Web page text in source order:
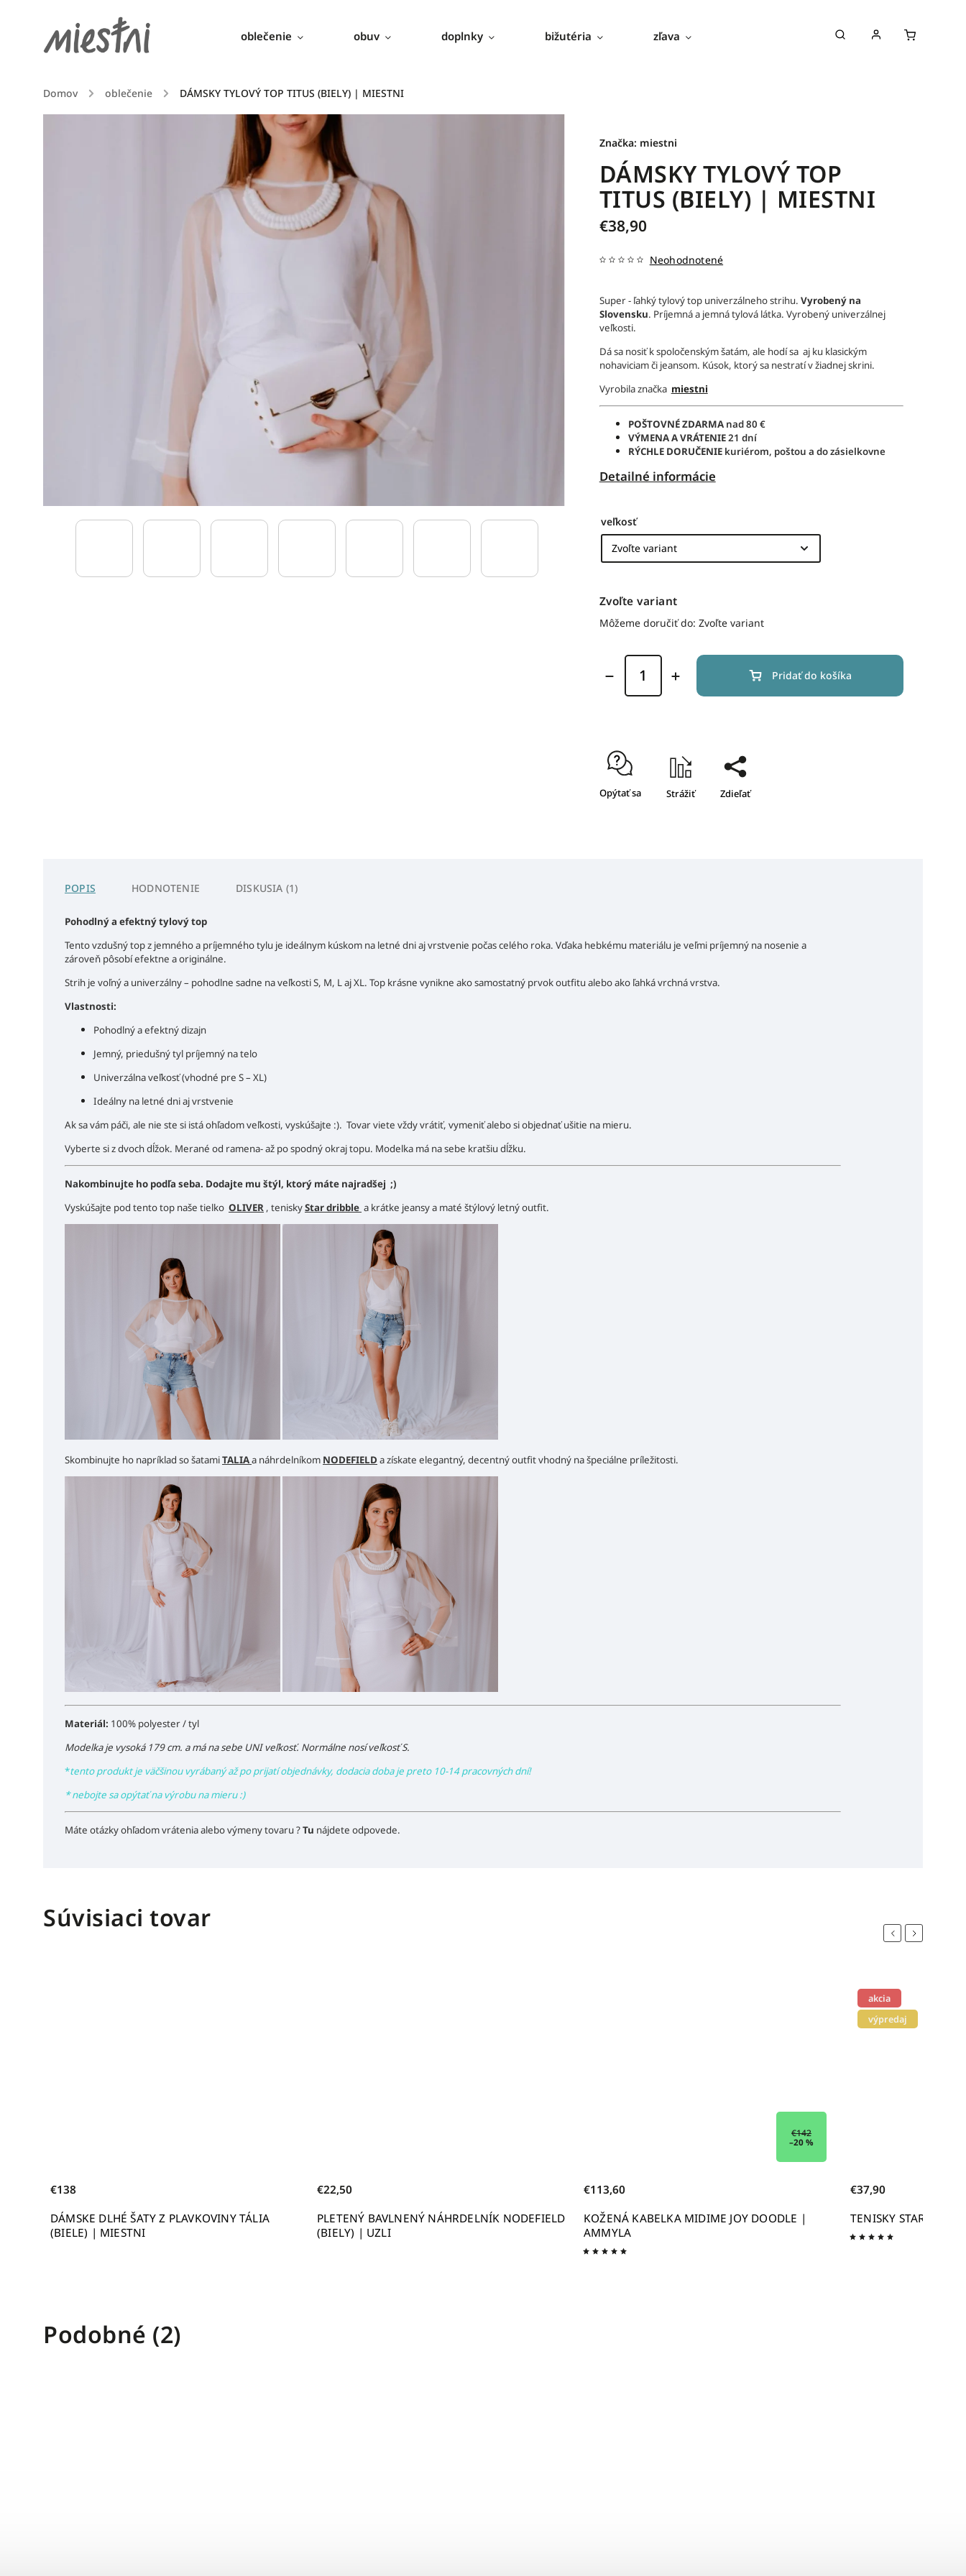
oblečenie obuv doplnky bižutéria zľava
Domov / oblečenie / DÁMSKY TYLOVÝ TOP TITUS (BIELY) | MIESTNI
DÁMSKY TYLOVÝ TOP
TITUS (BIELY) | MIESTNI
€38,90
Neohodnotené
Super - ľahký tylový top univerzálneho strihu. Vyrobený na
Slovensku. Príjemná a jemná tylová látka. Vyrobený univerzálnej
veľkosti.
Dá sa nosiť k spoločenským šatám, ale hodí sa aj ku klasickým
nohaviciam či jeansom. Kúsok, ktorý sa nestratí v žiadnej skrini.
Vyrobila značka miestni
POŠTOVNÉ ZDARMA nad 80 €
VÝMENA A VRÁTENIE21 dní
RÝCHLE DORUČENIEkuriérom, poštou a do zásielkovne
Detailné informácie
Značka: miestni
veľkosť
Zvoľte variant
Môžeme doručiť do: Zvoľte variant
Pridať do košíka
Opýtať sa Strážiť Zdieľať
POPIS HODNOTENIE DISKUSIA (1)
Pohodlný a efektný tylový top
Tento vzdušný top z jemného a príjemného tylu je ideálnym kúskom na letné dni aj vrstvenie počas celého roka. Vďaka hebkému materiálu je veľmi príjemný na nosenie a
zároveň pôsobí efektne a originálne.
Strih je voľný a univerzálny – pohodlne sadne na veľkosti S, M, L aj XL. Top krásne vynikne ako samostatný prvok outfitu alebo ako ľahká vrchná vrstva.
Vlastnosti:
Pohodlný a efektný dizajn
Jemný, priedušný tyl príjemný na telo
Univerzálna veľkosť (vhodné pre S – XL)
Ideálny na letné dni aj vrstvenie
Ak sa vám páči, ale nie ste si istá ohľadom veľkosti, vyskúšajte :). Tovar viete vždy vrátiť, vymeniť alebo si objednať ušitie na mieru.
Vyberte si z dvoch dĺžok. Merané od ramena- až po spodný okraj topu. Modelka má na sebe kratšiu dĺžku.
Nakombinujte ho podľa seba. Dodajte mu štýl, ktorý máte najradšej ;)
Vyskúšajte pod tento top naše tielko OLIVER , teniskyStar dribble a krátke jeansy a maté štýlový letný outfit.
Skombinujte ho napríklad so šatamiTALIAa náhrdelníkom NODEFIELD a získate elegantný, decentný outfit vhodný na špeciálne príležitosti.
Materiál: 100% polyester / tyl
Modelka je vysoká 179 cm. a má na sebe UNI veľkosť. Normálne nosí veľkosť S.
*tento produkt je väčšinou vyrábaný až po prijatí objednávky, dodacia doba je preto 10-14 pracovných dní!
* nebojte sa opýtať na výrobu na mieru :)
Máte otázky ohľadom vrátenia alebo výmeny tovaru ?Tu nájdete odpovede.
Súvisiaci tovar
Previous
TÁLIA
PLETENÝ BAVLNENÝ NÁHRDELNÍK NODEFIELD
(BIELY) | UZLI
KOŽENÁ KABELKA MIDIME JOY DOODLE |
TENISKY STAR DRIBBLE WHITE | NOVESTA
Next
Podobné (2)